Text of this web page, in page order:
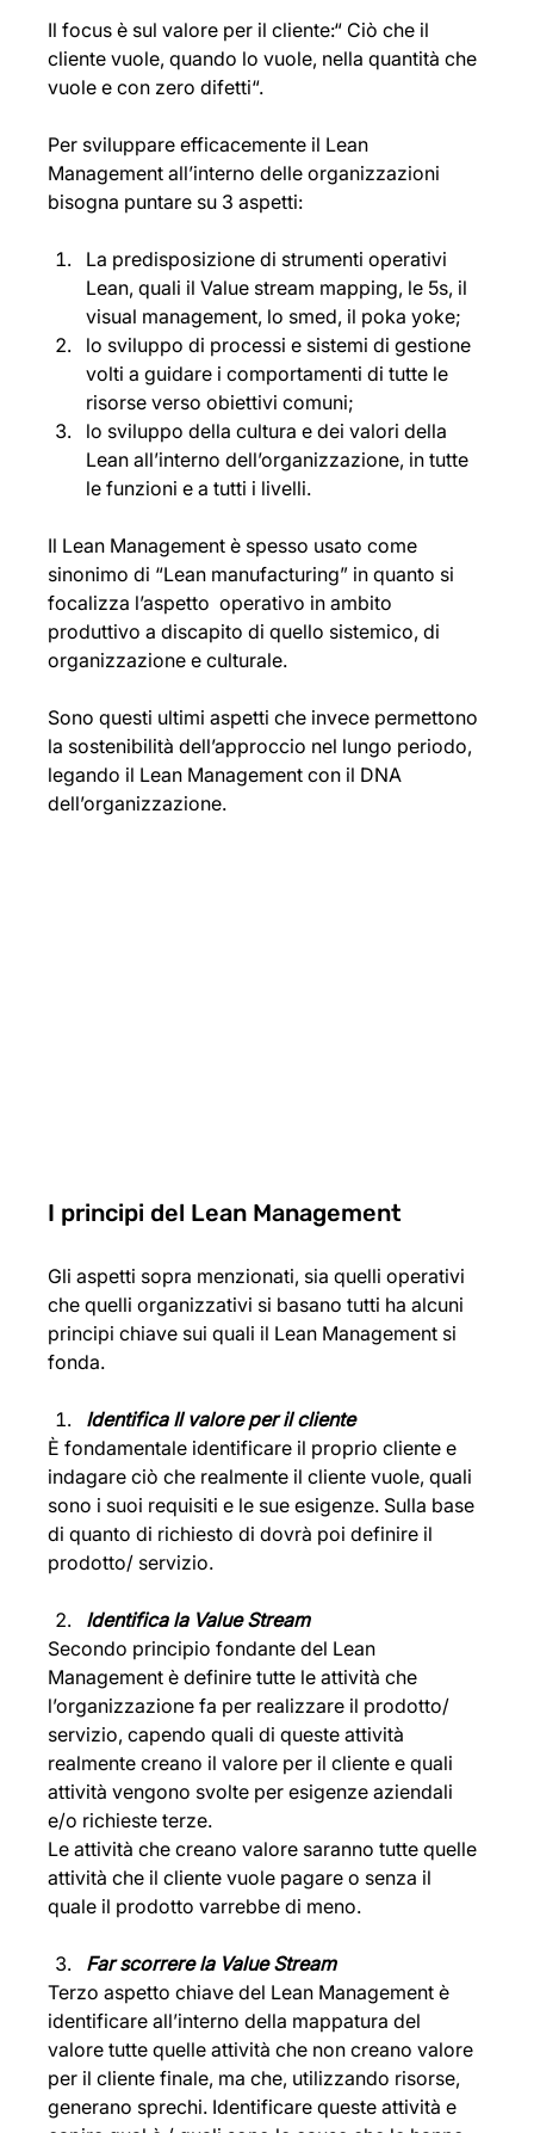
Il focus è sul valore per il cliente:“ Ciò che il
cliente vuole, quando lo vuole, nella quantità che
vuole e con zero difetti“.
Per sviluppare efficacemente il Lean
Management all’interno delle organizzazioni
bisogna puntare su 3 aspetti:
La predisposizione di strumenti operativi
Lean, quali il Value stream mapping, le 5s, il
visual management, lo smed, il poka yoke;
lo sviluppo di processi e sistemi di gestione
volti a guidare i comportamenti di tutte le
risorse verso obiettivi comuni;
lo sviluppo della cultura e dei valori della
Lean all’interno dell’organizzazione, in tutte
le funzioni e a tutti i livelli.
Il Lean Management è spesso usato come
sinonimo di “Lean manufacturing” in quanto si
focalizza l’aspetto  operativo in ambito
produttivo a discapito di quello sistemico, di
organizzazione e culturale.
Sono questi ultimi aspetti che invece permettono
la sostenibilità dell’approccio nel lungo periodo,
legando il Lean Management con il DNA
dell’organizzazione.
I principi del Lean Management
Gli aspetti sopra menzionati, sia quelli operativi
che quelli organizzativi si basano tutti ha alcuni
principi chiave sui quali il Lean Management si
fonda.
Identifica Il valore per il cliente
È fondamentale identificare il proprio cliente e
indagare ciò che realmente il cliente vuole, quali
sono i suoi requisiti e le sue esigenze. Sulla base
di quanto di richiesto di dovrà poi definire il
prodotto/ servizio.
Identifica la Value Stream
Secondo principio fondante del Lean
Management è definire tutte le attività che
l’organizzazione fa per realizzare il prodotto/
servizio, capendo quali di queste attività
realmente creano il valore per il cliente e quali
attività vengono svolte per esigenze aziendali
e/o richieste terze.
Le attività che creano valore saranno tutte quelle
attività che il cliente vuole pagare o senza il
quale il prodotto varrebbe di meno.
Far scorrere la Value Stream
Terzo aspetto chiave del Lean Management è
identificare all’interno della mappatura del
valore tutte quelle attività che non creano valore
per il cliente finale, ma che, utilizzando risorse,
generano sprechi. Identificare queste attività e